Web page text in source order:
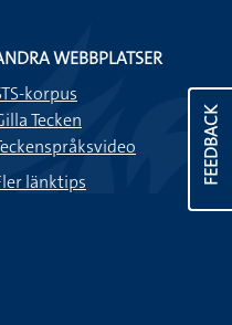
FEEDBACK
WEBBPLATSER
korpus
Tecken
länktips